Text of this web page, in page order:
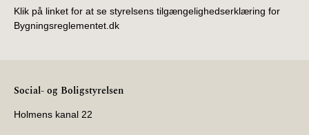
BR15 (2015-2018)
Klik på linket for at se styrelsens tilgængelighedserklæring for
Bygningsreglementet.dk
Social- og Boligstyrelsen
Holmens kanal 22